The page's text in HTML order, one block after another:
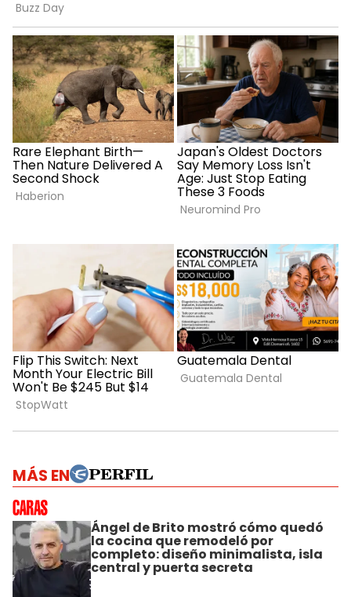
MÁS EN
Ángel de Brito mostró cómo quedó
la cocina que remodeló por
completo: diseño minimalista, isla
central y puerta secreta